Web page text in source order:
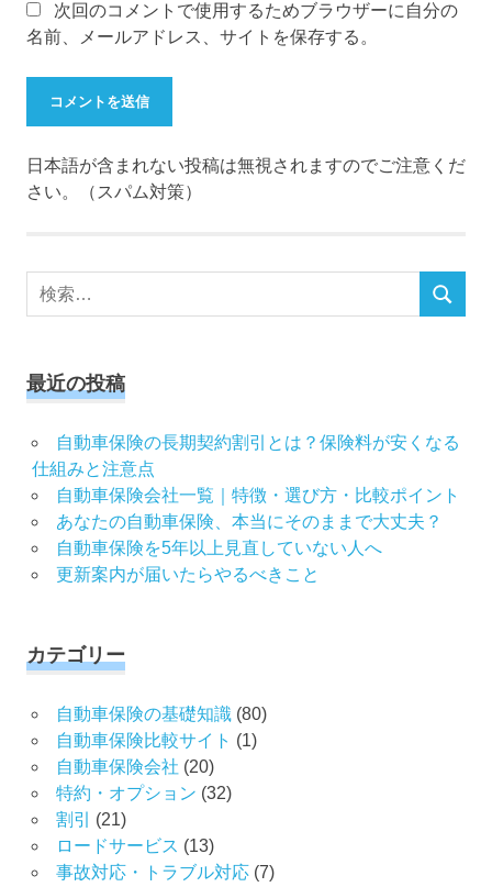
次回のコメントで使用するためブラウザーに自分の
名前、メールアドレス、サイトを保存する。
日本語が含まれない投稿は無視されますのでご注意くだ
さい。（スパム対策）
検
検
最近の投稿
自動車保険の長期契約割引とは？保険料が安くなる
仕組みと注意点
自動車保険会社一覧｜特徴・選び方・比較ポイント
あなたの自動車保険、本当にそのままで大丈夫？
自動車保険を5年以上見直していない人へ
更新案内が届いたらやるべきこと
カテゴリー
自動車保険の基礎知識(80)
自動車保険比較サイト (1)
自動車保険会社 (20)
特約・オプション (32)
割引
(21)
ロードサービス (13)
事故対応・トラブル対応(7)